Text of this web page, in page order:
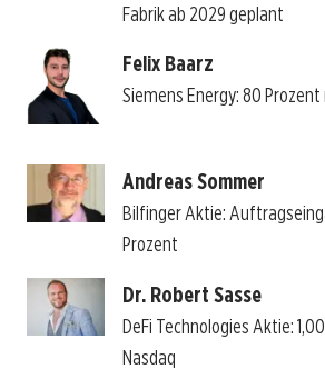
Fabrik ab 2029 geplant
Felix Baarz
Siemens Energy: 80
Andreas Sommer
Bilfinger Aktie:
Prozent
Dr. Robert Sasse
DeFi Technologies Aktie:
Nasdaq